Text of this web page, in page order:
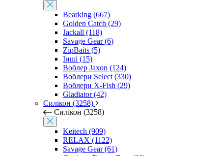
Bearking (667)
Golden Catch (29)
Jackall (118)
Savage Gear (6)
ZipBaits (5)
Інші (15)
Воблер Jaxon (124)
Воблери Select (330)
Воблери X-Fish (29)
Gladiator (42)
Силікон (3258)
Силікон (3258)
Keitech (909)
RELAX (1122)
Savage Gear (61)